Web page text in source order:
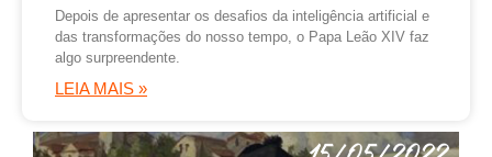
Depois de apresentar os desafios da inteligência artificial e
das transformações do nosso tempo, o Papa Leão XIV faz
algo surpreendente.
LEIA MAIS »